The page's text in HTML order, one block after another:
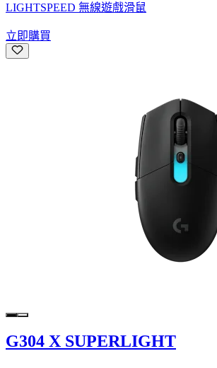
LIGHTSPEED 無線遊戲滑鼠
立即購買
G304 X SUPERLIGHT